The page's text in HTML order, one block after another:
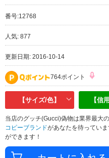
番号:12768
人気: 877
更新日期: 2016-10-14
764ポイント
【サイズ/色】 【信
当店のグッチ(Gucci)偽物は業界最大
コピーブランドがあなたを待ってい
ができます！